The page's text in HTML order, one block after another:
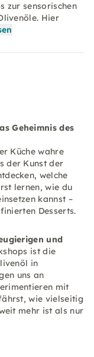
zur sensorischen
Hier
Geheimnis des
Küche wahre
der Kunst der
welche
lernen, wie du
kannst –
Desserts.
und
ist die
in
uns an
mit
wie vielseitig
mehr ist als nur